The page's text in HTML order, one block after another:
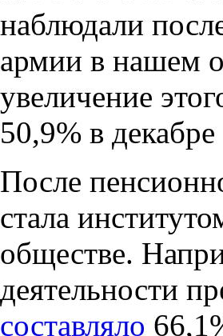
наблюдали
армии в нашем
увеличение
50,9% в
После
стала
обществе.
деятельности
составляло